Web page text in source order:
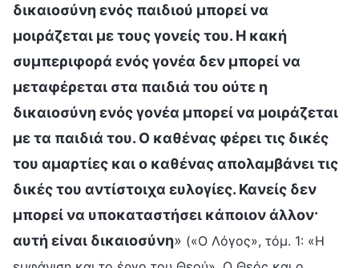
δικαιοσύνη ενός παιδιού μπορεί να
μοιράζεται με τους γονείς του. Η κακή
συμπεριφορά ενός γονέα δεν μπορεί να
μεταφέρεται στα παιδιά του ούτε η
δικαιοσύνη ενός γονέα μπορεί να μοιράζεται
με τα παιδιά του. Ο καθένας φέρει τις δικές
του αμαρτίες και ο καθένας απολαμβάνει τις
δικές του αντίστοιχα ευλογίες. Κανείς δεν
μπορεί να υποκαταστήσει κάποιον άλλον·
αυτή είναι δικαιοσύνη» («Ο Λόγος», τόμ. 1: «Η